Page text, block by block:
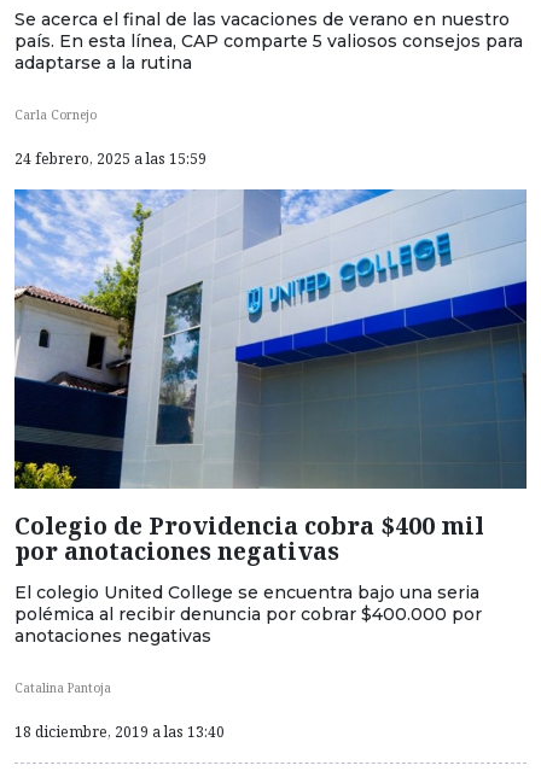
Se acerca el final de las vacaciones de verano en nuestro
país. En esta línea, CAP comparte 5 valiosos consejos para
adaptarse a la rutina
Carla Cornejo
24 febrero, 2025 a las 15:59
Colegio de Providencia cobra $400 mil
por anotaciones negativas
El colegio United College se encuentra bajo una seria
polémica al recibir denuncia por cobrar $400.000 por
anotaciones negativas
Catalina Pantoja
18 diciembre, 2019 a las 13:40